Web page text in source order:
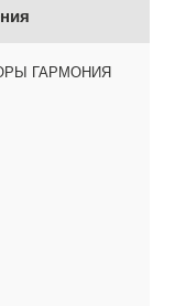
ГАРМОНИЯ